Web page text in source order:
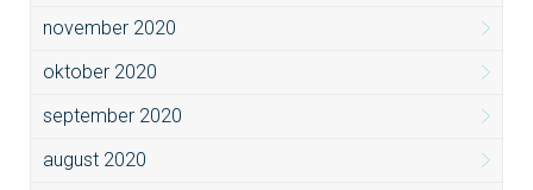
november 2020
oktober 2020
september 2020
august 2020